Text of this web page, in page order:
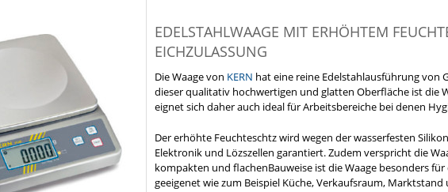
EDELSTAHLWAAGE MIT ERHÖHTEM
EICHZULASSUNG
Die Waage von KERN hat eine reine Edelstahlausführung von
dieser qualitativ hochwertigen und glatten Oberfläche ist die
eignet sich daher auch ideal für Arbeitsbereiche bei denen
Der erhöhte Feuchteschtz wird wegen der wasserfesten
Elektronik und Lözszellen garantiert. Zudem verspricht die
kompakten und flachenBauweise ist die Waage besonders
geeigenet wie zum Beispiel Küche, Verkaufsraum, Marktstand